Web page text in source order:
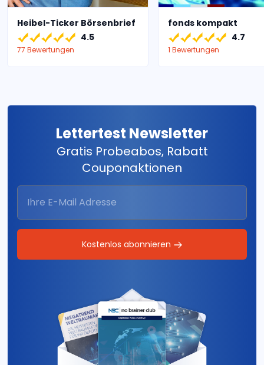
Heibel-Ticker Börsenbrief
4.5
77 Bewertungen
fonds kompakt
4.7
1 Bewertungen
Lettertest Newsletter
Gratis Probeabos, Rabatt
Couponaktionen
Kostenlos abonnieren